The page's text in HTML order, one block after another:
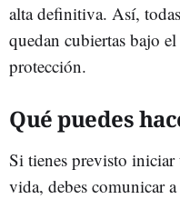
alta definitiva. Así,
quedan cubiertas bajo
protección.
Qué puedes
Si tienes previsto
vida, debes comunicar